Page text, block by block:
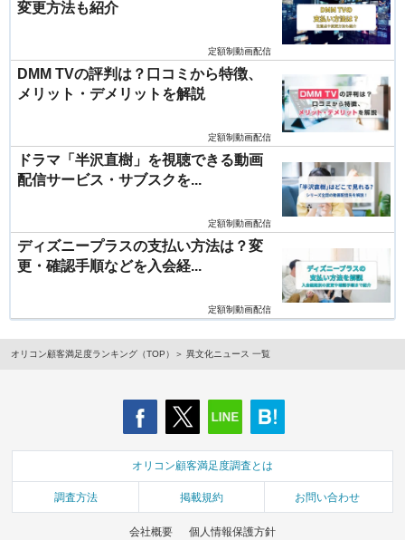
変更方法も紹介
定額制動画配信
DMM TVの評判は？口コミから特徴、
メリット・デメリットを解説
定額制動画配信
ドラマ「半沢直樹」を視聴できる動画
配信サービス・サブスクを...
定額制動画配信
ディズニープラスの支払い方法は？変
更・確認手順などを入会経...
定額制動画配信
オリコン顧客満足度ランキング（TOP） 異文化ニュース 一覧
オリコン顧客満足度調査とは
調査方法 掲載規約 お問い合わせ
会社概要 個人情報保護方針